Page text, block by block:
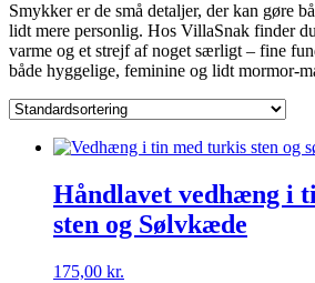
Smykker er de små detaljer, der kan gøre
lidt mere personlig. Hos VillaSnak finder
varme og et strejf af noget særligt – fine
både hyggelige, feminine og lidt mormor-
Håndlavet vedhæng i
sten og Sølvkæde
175,00 kr.